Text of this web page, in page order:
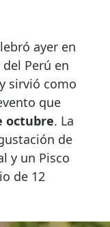
ayer en
Perú en
sirvió como
que
octubre. La
de
y un Pisco
de 12